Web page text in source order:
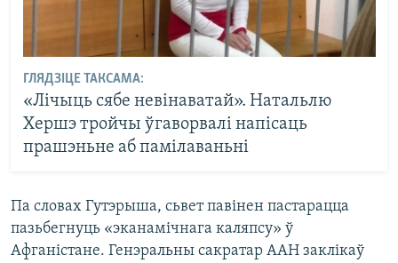
ГЛЯДЗІЦЕ ТАКСАМА:
«Лічыць сябе невінаватай». Натальлю
Хершэ тройчы ўгаворвалі напісаць
прашэньне аб памілаваньні
Па словах Гутэрыша, сьвет павінен пастарацца
пазьбегнуць «эканамічнага каляпсу» ў
Афганістане. Генэральны сакратар ААН заклікаў